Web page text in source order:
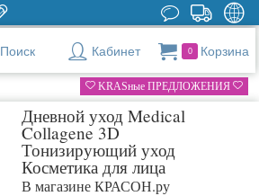
Поиск Кабинет 0 Корзина
KRASные ПРЕДЛОЖЕНИЯ
Дневной уход Medical
Collagene 3D
Тонизирующий уход
Косметика для лица
В магазине КРАСОН.ру